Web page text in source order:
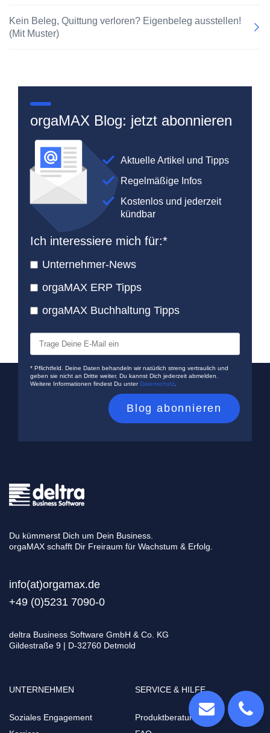
Kein Beleg, Quittung verloren? Eigenbeleg ausstellen!
(Mit Muster)
orgaMAX Blog: jetzt abonnieren
Aktuelle Artikel und Tipps
Regelmäßige Infos
Kostenlos und jederzeit
kündbar
Ich interessiere mich für:*
Unternehmer-News
orgaMAX ERP Tipps
orgaMAX Buchhaltung Tipps
* Pflichtfeld. Deine Daten behandeln wir natürlich streng vertraulich und
geben sie nicht an Dritte weiter. Du kannst Dich jederzeit abmelden.
Weitere Informationen findest Du unterDatenschutz
Du kümmerst Dich um Dein Business.
orgaMAX schafft Dir Freiraum für Wachstum & Erfolg.
info(at)orgamax.de
+49 (0)5231 7090-0
deltra Business Software GmbH & Co. KG
Gildestraße 9 | D-32760 Detmold
UNTERNEHMEN
Soziales Engagement
SERVICE & HILFE
Produktberatung